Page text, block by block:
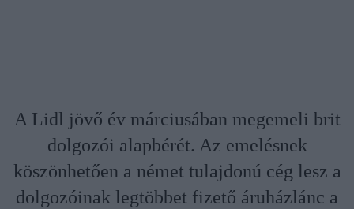
A Lidl jövő év márciusában megemeli brit
dolgozói alapbérét. Az emelésnek
köszönhetően a német tulajdonú cég lesz a
dolgozóinak legtöbbet fizető áruházlánc a